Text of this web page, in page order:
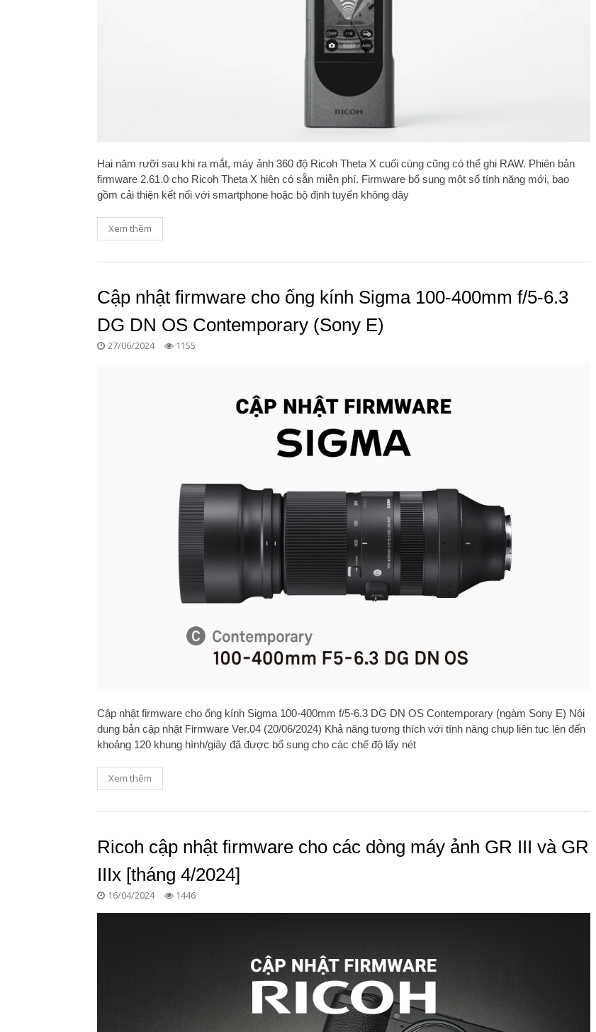
Hai năm rưỡi sau khi ra mắt, máy ảnh 360 độ Ricoh Theta X cuối cùng cũng có thể ghi RAW. Phiên bản
firmware 2.61.0 cho Ricoh Theta X hiện có sẵn miễn phí. Firmware bổ sung một số tính năng mới, bao
gồm cải thiện kết nối với smartphone hoặc bộ định tuyến không dây
Xem thêm
Cập nhật firmware cho ống kính Sigma 100-400mm f/5-6.3
DG DN OS Contemporary (Sony E)
27/06/2024 1155
Cập nhật firmware cho ống kính Sigma 100-400mm f/5-6.3 DG DN OS Contemporary (ngàm Sony E) Nội
dung bản cập nhật Firmware Ver.04 (20/06/2024) Khả năng tương thích với tính năng chụp liên tục lên đến
khoảng 120 khung hình/giây đã được bổ sung cho các chế độ lấy nét
Xem thêm
Ricoh cập nhật firmware cho các dòng máy ảnh GR III và GR
IIIx [tháng 4/2024]
16/04/2024 1446